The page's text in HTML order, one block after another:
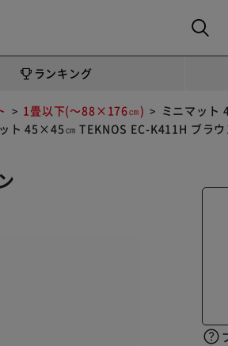
ランキング
1畳以下(～88×176㎝)
ミニマット
ト 45×45㎝ TEKNOS EC-K411H ブラウ